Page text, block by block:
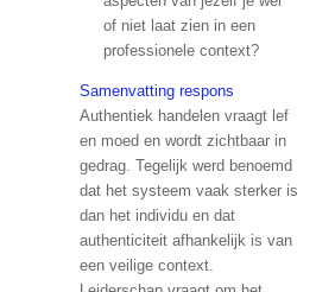
of niet laat zien in een
professionele context?
Samenvatting respons
Authentiek handelen vraagt lef
en moed en wordt zichtbaar in
gedrag. Tegelijk werd benoemd
dat het systeem vaak sterker is
dan het individu en dat
authenticiteit afhankelijk is van
een veilige context.